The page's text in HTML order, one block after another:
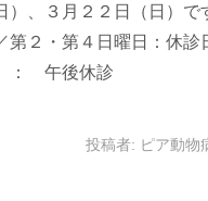
）、３月２２日（日）で
第２・第４日曜日：休診
： 午後休診
投稿者: ピア動物